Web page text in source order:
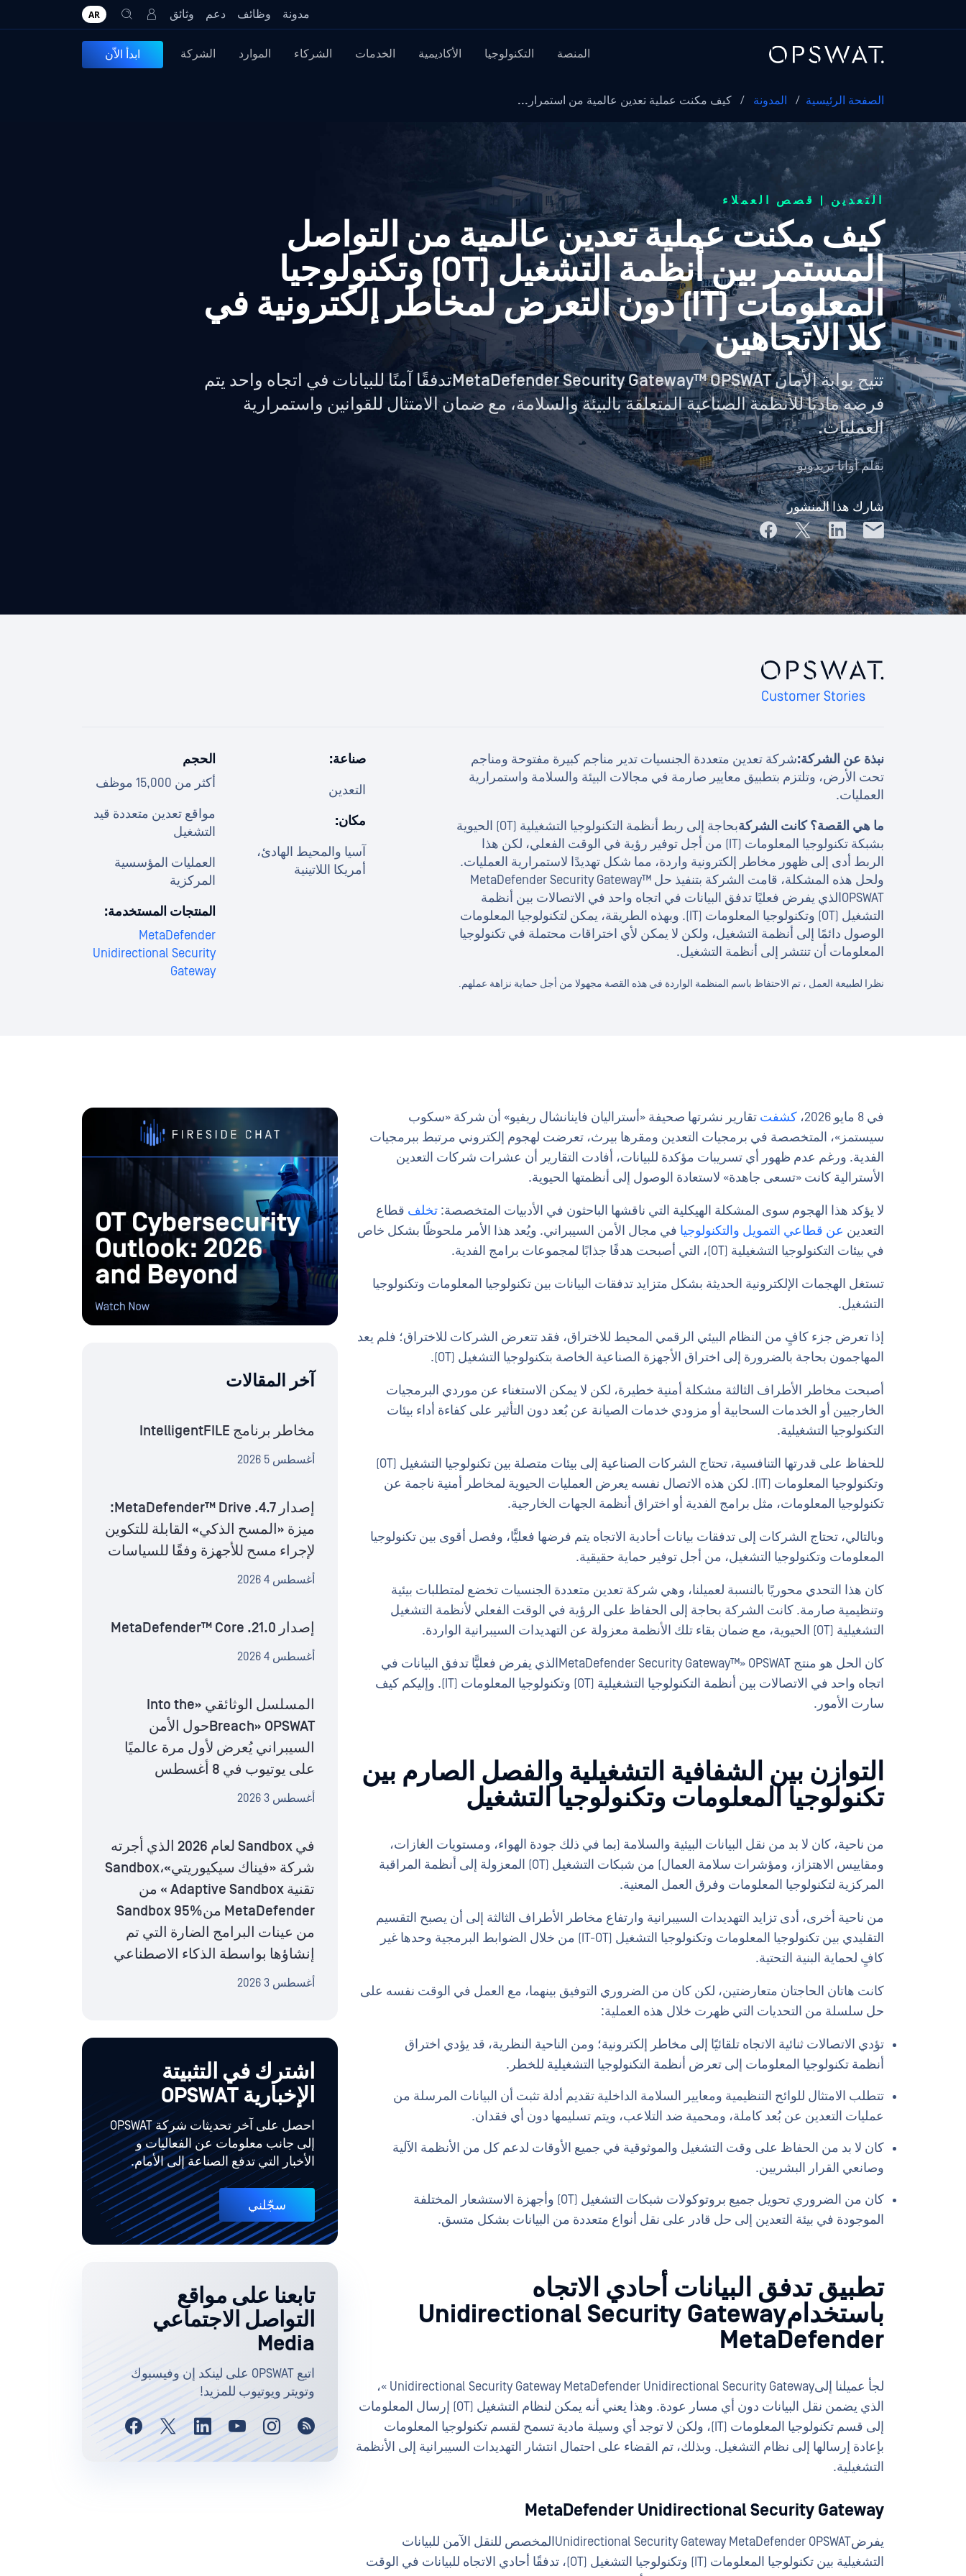
مدونة وظائف دعم وثائق AR
المنصة التكنولوجيا الأكاديمية الخدمات الشركاء الموارد الشركة ابدأ الاّن
الصفحة الرئيسية / المدونة / كيف مكنت عملية تعدين عالمية من استمرار...
التعدين | قصص العملاء
كيف مكنت عملية تعدين عالمية من التواصل
المستمر بين أنظمة التشغيل (OT) وتكنولوجيا
المعلومات (IT) دون التعرض لمخاطر إلكترونية في
كلا الاتجاهين
تتيح بوابة الأمان MetaDefender Security Gateway™ OPSWATتدفقًا آمنًا للبيانات في اتجاه واحد يتم
فرضه ماديًا للأنظمة الصناعية المتعلقة بالبيئة والسلامة، مع ضمان الامتثال للقوانين واستمرارية
العمليات.
بقلمأوانا بريدويو
شارك هذا المنشور
نبذة عن الشركة:شركة تعدين متعددة الجنسيات تدير مناجم كبيرة مفتوحة ومناجم
تحت الأرض، وتلتزم بتطبيق معايير صارمة في مجالات البيئة والسلامة واستمرارية
العمليات.
ما هي القصة؟ كانت الشركة
بحاجة إلى ربط أنظمة التكنولوجيا التشغيلية (OT) الحيوية
بشبكة تكنولوجيا المعلومات (IT) من أجل توفير رؤية في الوقت الفعلي، لكن هذا
الربط أدى إلى ظهور مخاطر إلكترونية واردة، مما شكل تهديدًا لاستمرارية العمليات.
ولحل هذه المشكلة، قامت الشركة بتنفيذ حل MetaDefender Security Gateway™
OPSWATالذي يفرض فعليًا تدفق البيانات في اتجاه واحد في الاتصالات بين أنظمة
التشغيل (OT) وتكنولوجيا المعلومات (IT). وبهذه الطريقة، يمكن لتكنولوجيا المعلومات
الوصول دائمًا إلى أنظمة التشغيل، ولكن لا يمكن لأي اختراقات محتملة في تكنولوجيا
المعلومات أن تنتشر إلى أنظمة التشغيل.
نظرا لطبيعة العمل ، تم الاحتفاظ باسم المنظمة الواردة في هذه القصة مجهولا من أجل حماية نزاهة عملهم.
صناعة:
التعدين
مكان:
آسيا والمحيط الهادئ،
أمريكا اللاتينية
الحجم
أكثر من 15,000 موظف
مواقع تعدين متعددة قيد
التشغيل
العمليات المؤسسية
المركزية
المنتجات المستخدمة:
MetaDefender
Unidirectional Security
Gateway
في 8 مايو 2026، كشفت تقارير نشرتها صحيفة «أستراليان فاينانشال ريفيو» أن شركة «سكوب
سيستمز»، المتخصصة في برمجيات التعدين ومقرها بيرث، تعرضت لهجوم إلكتروني مرتبط ببرمجيات
الفدية. ورغم عدم ظهور أي تسريبات مؤكدة للبيانات، أفادت التقارير أن عشرات شركات التعدين
الأسترالية كانت «تسعى جاهدة» لاستعادة الوصول إلى أنظمتها الحيوية.
لا يؤكد هذا الهجوم سوى المشكلة الهيكلية التي ناقشها الباحثون في الأدبيات المتخصصة: تخلف قطاع
التعدين عن قطاعي التمويل والتكنولوجيا في مجال الأمن السيبراني. ويُعد هذا الأمر ملحوظًا بشكل خاص
في بيئات التكنولوجيا التشغيلية (OT)، التي أصبحت هدفًا جذابًا لمجموعات برامج الفدية.
تستغل الهجمات الإلكترونية الحديثة بشكل متزايد تدفقات البيانات بين تكنولوجيا المعلومات وتكنولوجيا
التشغيل.
إذا تعرض جزء كافٍ من النظام البيئي الرقمي المحيط للاختراق، فقد تتعرض الشركات للاختراق؛ فلم يعد
المهاجمون بحاجة بالضرورة إلى اختراق الأجهزة الصناعية الخاصة بتكنولوجيا التشغيل (OT).
أصبحت مخاطر الأطراف الثالثة مشكلة أمنية خطيرة، لكن لا يمكن الاستغناء عن موردي البرمجيات
الخارجيين أو الخدمات السحابية أو مزودي خدمات الصيانة عن بُعد دون التأثير على كفاءة أداء بيئات
التكنولوجيا التشغيلية.
للحفاظ على قدرتها التنافسية، تحتاج الشركات الصناعية إلى بيئات متصلة بين تكنولوجيا التشغيل (OT)
وتكنولوجيا المعلومات (IT). لكن هذه الاتصال نفسه يعرض العمليات الحيوية لمخاطر أمنية ناجمة عن
تكنولوجيا المعلومات، مثل برامج الفدية أو اختراق أنظمة الجهات الخارجية.
وبالتالي، تحتاج الشركات إلى تدفقات بيانات أحادية الاتجاه يتم فرضها فعليًّا، وفصل أقوى بين تكنولوجيا
المعلومات وتكنولوجيا التشغيل، من أجل توفير حماية حقيقية.
كان هذا التحدي محوريًا بالنسبة لعميلنا، وهي شركة تعدين متعددة الجنسيات تخضع لمتطلبات بيئية
وتنظيمية صارمة. كانت الشركة بحاجة إلى الحفاظ على الرؤية في الوقت الفعلي لأنظمة التشغيل
التشغيلية (OT) الحيوية، مع ضمان بقاء تلك الأنظمة معزولة عن التهديدات السيبرانية الواردة.
كان الحل هو منتج MetaDefender Security Gateway™» OPSWATالذي يفرض فعليًّا تدفق البيانات في
اتجاه واحد في الاتصالات بين أنظمة التكنولوجيا التشغيلية (OT) وتكنولوجيا المعلومات (IT). وإليكم كيف
سارت الأمور.
التوازن بين الشفافية التشغيلية والفصل الصارم بين
تكنولوجيا المعلومات وتكنولوجيا التشغيل
من ناحية، كان لا بد من نقل البيانات البيئية والسلامة (بما في ذلك جودة الهواء، ومستويات الغازات،
ومقاييس الاهتزاز، ومؤشرات سلامة العمال) من شبكات التشغيل (OT) المعزولة إلى أنظمة المراقبة
المركزية لتكنولوجيا المعلومات وفرق العمل المعنية.
من ناحية أخرى، أدى تزايد التهديدات السيبرانية وارتفاع مخاطر الأطراف الثالثة إلى أن يصبح التقسيم
التقليدي بين تكنولوجيا المعلومات وتكنولوجيا التشغيل (IT-OT) من خلال الضوابط البرمجية وحدها غير
كافٍ لحماية البنية التحتية.
كانت هاتان الحاجتان متعارضتين، لكن كان من الضروري التوفيق بينهما، مع العمل في الوقت نفسه على
حل سلسلة من التحديات التي ظهرت خلال هذه العملية:
تؤدي الاتصالات ثنائية الاتجاه تلقائيًا إلى مخاطر إلكترونية؛ ومن الناحية النظرية، قد يؤدي اختراق
أنظمة تكنولوجيا المعلومات إلى تعرض أنظمة التكنولوجيا التشغيلية للخطر.
تتطلب الامتثال للوائح التنظيمية ومعايير السلامة الداخلية تقديم أدلة تثبت أن البيانات المرسلة من
عمليات التعدين عن بُعد كاملة، ومحمية ضد التلاعب، ويتم تسليمها دون أي فقدان.
كان لا بد من الحفاظ على وقت التشغيل والموثوقية في جميع الأوقات لدعم كل من الأنظمة الآلية
وصانعي القرار البشريين.
كان من الضروري تحويل جميع بروتوكولات شبكات التشغيل (OT) وأجهزة الاستشعار المختلفة
الموجودة في بيئة التعدين إلى حل قادر على نقل أنواع متعددة من البيانات بشكل متسق.
تطبيق تدفق البيانات أحادي الاتجاه
باستخدامUnidirectional Security Gateway
MetaDefender
لجأ عميلنا إلىUnidirectional Security Gateway MetaDefender Unidirectional Security Gateway »،
الذي يضمن نقل البيانات دون أي مسار عودة. وهذا يعني أنه يمكن لنظام التشغيل (OT) إرسال المعلومات
إلى قسم تكنولوجيا المعلومات (IT)، ولكن لا توجد أي وسيلة مادية تسمح لقسم تكنولوجيا المعلومات
بإعادة إرسالها إلى نظام التشغيل. وبذلك، تم القضاء على احتمال انتشار التهديدات السيبرانية إلى الأنظمة
التشغيلية.
MetaDefender Unidirectional Security Gateway
يفرضUnidirectional Security Gateway MetaDefender OPSWATالمخصص للنقل الآمن للبيانات
التشغيلية بين تكنولوجيا المعلومات (IT) وتكنولوجيا التشغيل (OT)، تدفقًا أحادي الاتجاه للبيانات في الوقت
آخر المقالات
مخاطر برنامج IntelligentFILE
أغسطس 5 2026
إصدار MetaDefender™ Drive .4.7:
ميزة «المسح الذكي» القابلة للتكوين
لإجراء مسح للأجهزة وفقًا للسياسات
أغسطس 4 2026
إصدار MetaDefender™ Core .21.0
أغسطس 4 2026
المسلسل الوثائقي «Into the
Breach» OPSWATحول الأمن
السيبراني يُعرض لأول مرة عالميًا
على يوتيوب في 8 أغسطس
أغسطس 3 2026
في Sandbox لعام 2026 الذي أجرته
شركة «فيناك سيكيوريتي»،Sandbox
تقنية Adaptive Sandbox » من
MetaDefender منSandbox 95%
من عينات البرامج الضارة التي تم
إنشاؤها بواسطة الذكاء الاصطناعي
أغسطس 3 2026
اشترك في التثبيتة
الإخبارية OPSWAT
احصل على آخر تحديثات شركة OPSWAT
إلى جانب معلومات عن الفعاليات و
الأخبار التي تدفع الصناعة إلى الأمام.
سجّلني
تابعنا على مواقع
التواصل الاجتماعي
Media
اتبع OPSWAT على لينكد إن وفيسبوك
وتويتر ويوتيوب للمزيد!